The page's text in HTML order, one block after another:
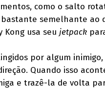
como o salto
bastante semelhante ao
Kong usa seu jetpack
por algum
Quando isso
e trazê-la de volta